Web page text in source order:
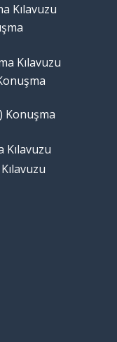
Kılavuzu
Kılavuzu
Konuşma
Kılavuzu